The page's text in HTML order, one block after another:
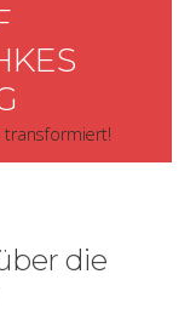
transformiert!
die